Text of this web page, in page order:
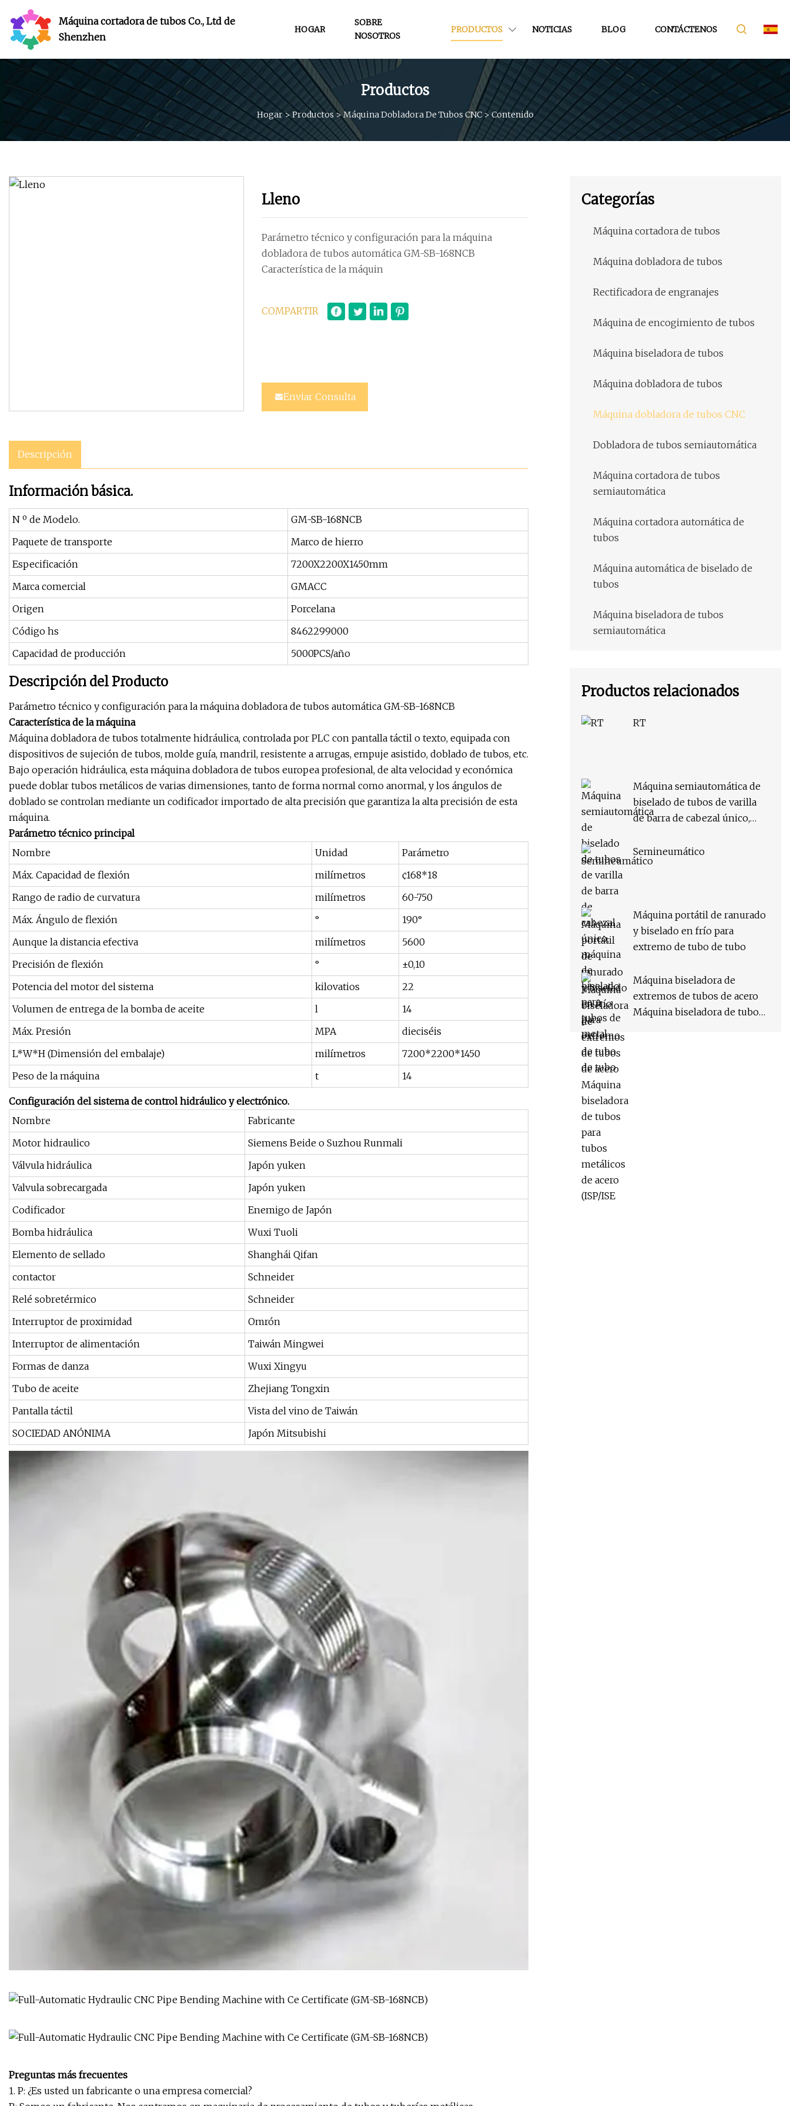
Máquina cortadora de tubos Co., Ltd de
Shenzhen
HOGAR
SOBRE
NOSOTROS
PRODUCTOS NOTICIAS BLOG CONTÁCTENOS
Productos
Hogar> Productos >Máquina Dobladora De Tubos CNC> Contenido
Lleno
Parámetro técnico y configuración para la máquina
dobladora de tubos automática GM-SB-168NCB
Característica de la máquin
COMPARTIR
Enviar Consulta
Descripción
Información básica.
N º de Modelo.
GM-SB-168NCB
Paquete de transporte
Marco de hierro
Especificación
7200X2200X1450mm
Marca comercial
GMACC
Origen
Porcelana
Código hs
8462299000
Capacidad de producción
5000PCS/año
Descripción del Producto
Parámetro técnico y configuración para la máquina dobladora de tubos automática GM-SB-168NCB
Característica de la máquina
Máquina dobladora de tubos totalmente hidráulica, controlada por PLC con pantalla táctil o texto, equipada con
dispositivos de sujeción de tubos, molde guía, mandril, resistente a arrugas, empuje asistido, doblado de tubos, etc.
Bajo operación hidráulica, esta máquina dobladora de tubos europea profesional, de alta velocidad y económica
puede doblar tubos metálicos de varias dimensiones, tanto de forma normal como anormal, y los ángulos de
doblado se controlan mediante un codificador importado de alta precisión que garantiza la alta precisión de esta
máquina.
Parámetro técnico principal
Nombre
Unidad
Parámetro
Máx. Capacidad de flexión
milímetros
¢168*18
Rango de radio de curvatura
milímetros
60-750
Máx. Ángulo de flexión
°
190°
Aunque la distancia efectiva
milímetros
5600
Precisión de flexión
°
±0,10
Potencia del motor del sistema
kilovatios
22
Volumen de entrega de la bomba de aceite
l
14
Máx. Presión
MPA
dieciséis
L*W*H (Dimensión del embalaje)
milímetros
7200*2200*1450
Peso de la máquina
t 14
Configuración del sistema de control hidráulico y electrónico.
Nombre
Fabricante
Motor hidraulico
Siemens Beide o Suzhou Runmali
Válvula hidráulica
Japón yuken
Valvula sobrecargada
Japón yuken
Codificador
Enemigo de Japón
Bomba hidráulica
Wuxi Tuoli
Elemento de sellado
Shanghái Qifan
contactor
Schneider
Relé sobretérmico
Schneider
Interruptor de proximidad
Omrón
Interruptor de alimentación
Taiwán Mingwei
Formas de danza
Wuxi Xingyu
Tubo de aceite
Zhejiang Tongxin
Pantalla táctil
Vista del vino de Taiwán
SOCIEDAD ANÓNIMA
Japón Mitsubishi
Preguntas más frecuentes
1. P: ¿Es usted un fabricante o una empresa comercial?
Categorías
Máquina cortadora de tubos
Máquina dobladora de tubos
Rectificadora de engranajes
Máquina de encogimiento de tubos
Máquina biseladora de tubos
Máquina dobladora de tubos
Máquina dobladora de tubos CNC
Dobladora de tubos semiautomática
Máquina cortadora de tubos
semiautomática
Máquina cortadora automática de
tubos
Máquina automática de biselado de
tubos
Máquina biseladora de tubos
semiautomática
Productos relacionados
RT
Máquina semiautomática de
biselado de tubos de varilla
de barra de cabezal único,
tubos de metal
Semineumático
Máquina portátil de ranurado
y biselado en frío para
extremo de tubo de tubo
Máquina biseladora de
extremos de tubos de acero
Máquina biseladora de tubos